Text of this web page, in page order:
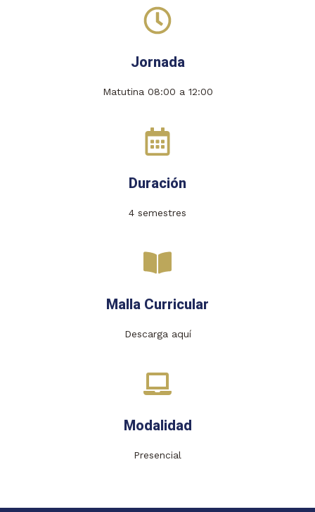
Jornada
Matutina 08:00 a 12:00
Duración
4 semestres
Malla Curricular
Descarga aquí
Modalidad
Presencial